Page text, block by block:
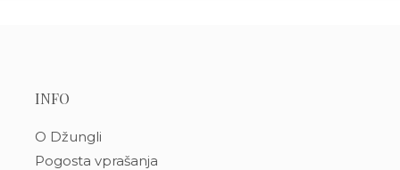
INFO
O Džungli
Pogosta vprašanja